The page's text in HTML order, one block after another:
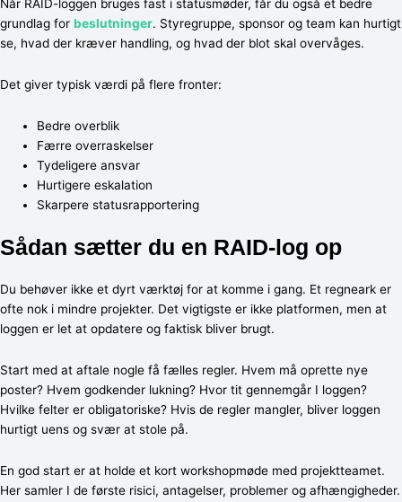
Når RAID-loggen bruges fast i statusmøder, får du også et bedre
grundlag for beslutninger. Styregruppe, sponsor og team kan hurtigt
se, hvad der kræver handling, og hvad der blot skal overvåges.
Det giver typisk værdi på flere fronter:
Bedre overblik
Færre overraskelser
Tydeligere ansvar
Hurtigere eskalation
Skarpere statusrapportering
Sådan sætter du en RAID-log op
Du behøver ikke et dyrt værktøj for at komme i gang. Et regneark er
ofte nok i mindre projekter. Det vigtigste er ikke platformen, men at
loggen er let at opdatere og faktisk bliver brugt.
Start med at aftale nogle få fælles regler. Hvem må oprette nye
poster? Hvem godkender lukning? Hvor tit gennemgår I loggen?
Hvilke felter er obligatoriske? Hvis de regler mangler, bliver loggen
hurtigt uens og svær at stole på.
En god start er at holde et kort workshopmøde med projektteamet.
Her samler I de første risici, antagelser, problemer og afhængigheder.